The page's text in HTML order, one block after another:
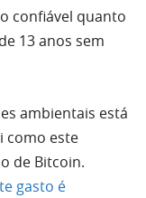
confiável quanto
13 anos sem
ambientais está
como este
de Bitcoin.
gasto é